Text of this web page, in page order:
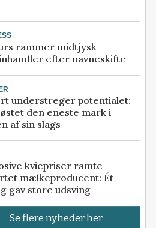
rammer midtjysk
efter navneskifte
understreger potentialet:
den eneste mark i
af sin slags
kviepriser ramte
mælkeproducent: Ét
gav store udsving
Se flere nyheder her